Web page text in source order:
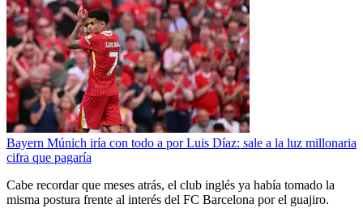
Bayern Múnich iría con todo a por Luis Díaz: sale a la luz millonaria
cifra que pagaría
Cabe recordar que meses atrás, el club inglés ya había tomado la
misma postura frente al interés del FC Barcelona por el guajiro.